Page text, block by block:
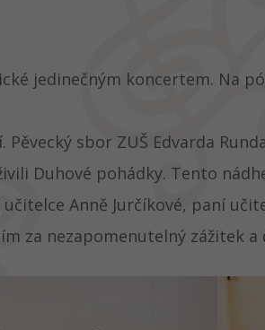
jedinečným koncertem. Na
sbor ZUŠ Edvarda
Duhové pohádky. Tento
Anně Jurčíkové, paní
za nezapomenutelný zážitek a